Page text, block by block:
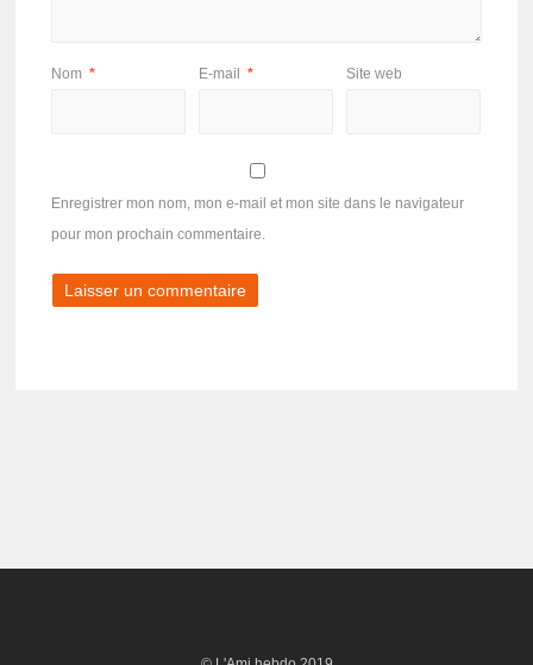
Nom * E-mail * Site web
Enregistrer mon nom, mon e-mail et mon site dans le navigateur
pour mon prochain commentaire.